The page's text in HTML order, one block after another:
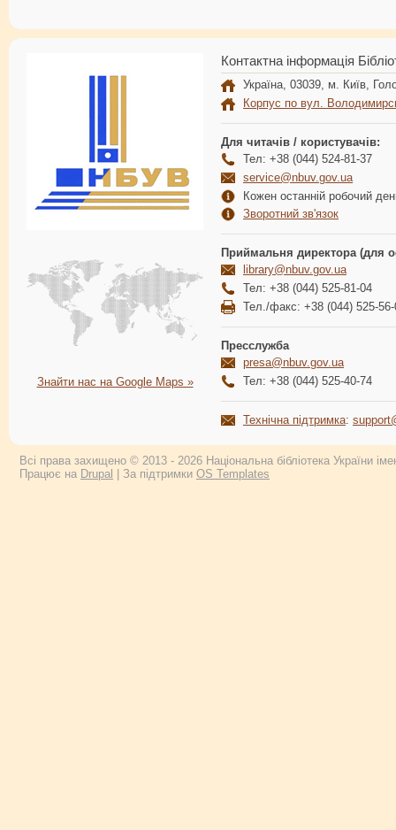
Знайти нас на Google Maps »
Контактна інформація
Україна, 03039, м. Київ,
Корпус по вул.
Для читачів / користувачів:
Тел: +38 (044) 524-81-37
service@nbuv.gov.ua
Кожен останній робочий
Зворотний зв'язок
Приймальня директора (для
library@nbuv.gov.ua
Тел: +38 (044) 525-81-04
Тел./факс: +38 (044) 525-56-
Пресслужба
presa@nbuv.gov.ua
Тел: +38 (044) 525-40-74
Технічна підтримка:
Всі права захищено © 2013 - 2026 Національна бібліотека України
Працює на Drupal | За підтримки OS Templates